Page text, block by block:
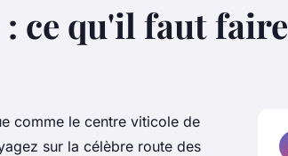
: ce qu'il faut faire
comme le centre viticole de
sur la célèbre route des